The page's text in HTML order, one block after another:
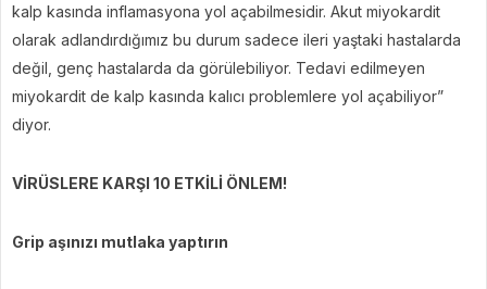
kalp kasında inflamasyona yol açabilmesidir. Akut miyokardit
olarak adlandırdığımız bu durum sadece ileri yaştaki hastalarda
değil, genç hastalarda da görülebiliyor. Tedavi edilmeyen
miyokardit de kalp kasında kalıcı problemlere yol açabiliyor”
diyor.
VİRÜSLERE KARŞI 10 ETKİLİ ÖNLEM!
Grip aşınızı mutlaka yaptırın